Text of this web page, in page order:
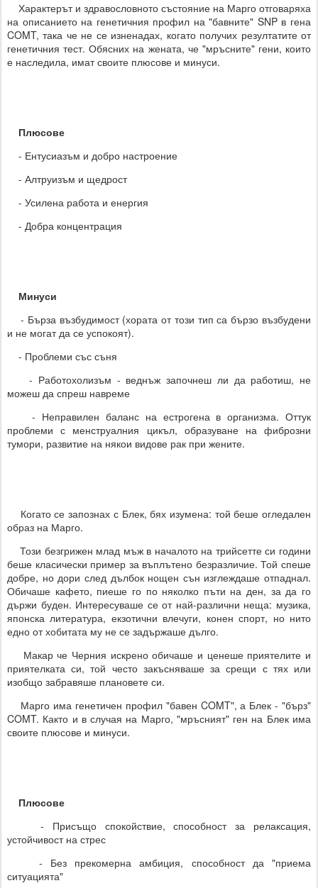
Характерът и здравословното състояние на Марго отговаряха
на описанието на генетичния профил на "бавните" SNP в гена
COMT, така че не се изненадах, когато получих резултатите от
генетичния тест. Обясних на жената, че "мръсните" гени, които
е наследила, имат своите плюсове и минуси.
Плюсове
- Ентусиазъм и добро настроение
- Алтруизъм и щедрост
- Усилена работа и енергия
- Добра концентрация
Минуси
- Бърза възбудимост (хората от този тип са бързо възбудени
и не могат да се успокоят).
- Проблеми със съня
- Работохолизъм - веднъж започнеш ли да работиш, не
можеш да спреш навреме
- Неправилен баланс на естрогена в организма. Оттук
проблеми с менструалния цикъл, образуване на фиброзни
тумори, развитие на някои видове рак при жените.
Когато се запознах с Блек, бях изумена: той беше огледален
образ на Марго.
Този безгрижен млад мъж в началото на трийсетте си години
беше класически пример за въплътено безразличие. Той спеше
добре, но дори след дълбок нощен сън изглеждаше отпаднал.
Обичаше кафето, пиеше го по няколко пъти на ден, за да го
държи буден. Интересуваше се от най-различни неща: музика,
японска литература, екзотични влечуги, конен спорт, но нито
едно от хобитата му не се задържаше дълго.
Макар че Черния искрено обичаше и ценеше приятелите и
приятелката си, той често закъсняваше за срещи с тях или
изобщо забравяше плановете си.
Марго има генетичен профил "бавен COMT", а Блек - "бърз"
COMT. Както и в случая на Марго, "мръсният" ген на Блек има
своите плюсове и минуси.
Плюсове
- Присъщо спокойствие, способност за релаксация,
устойчивост на стрес
- Без прекомерна амбиция, способност да "приема
ситуацията"